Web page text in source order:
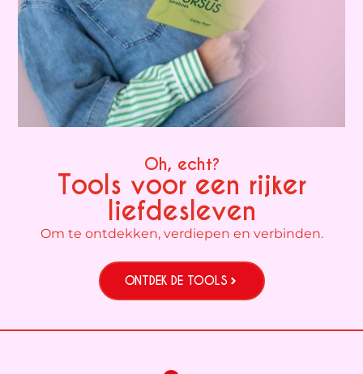
Oh, echt?
Tools voor een rijker
liefdesleven
Om te ontdekken, verdiepen en verbinden.
ONTDEK DE TOOLS